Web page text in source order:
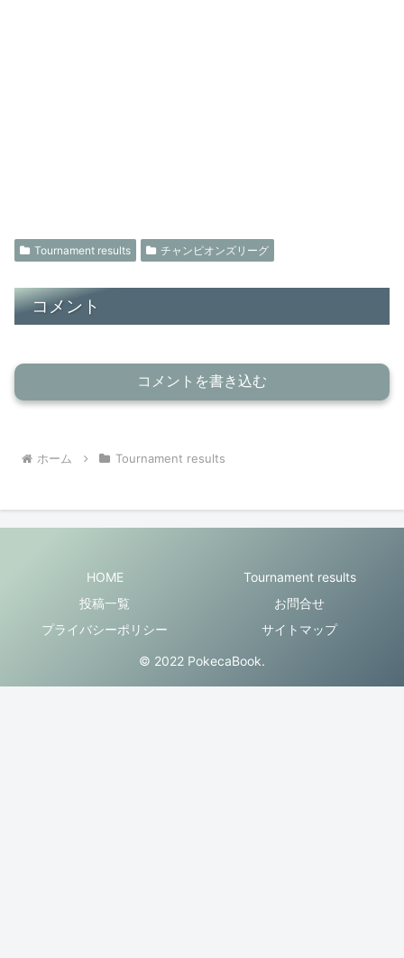
Tournament results チャンピオンズリーグ
コメント
コメントを書き込む
ホーム Tournament results
HOME
Tournament results
投稿一覧
お問合せ
プライバシーポリシー
サイトマップ
© 2022 PokecaBook.